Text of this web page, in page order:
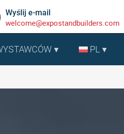
Wyślij e-mail
welcome@expostandbuilders.com
PL